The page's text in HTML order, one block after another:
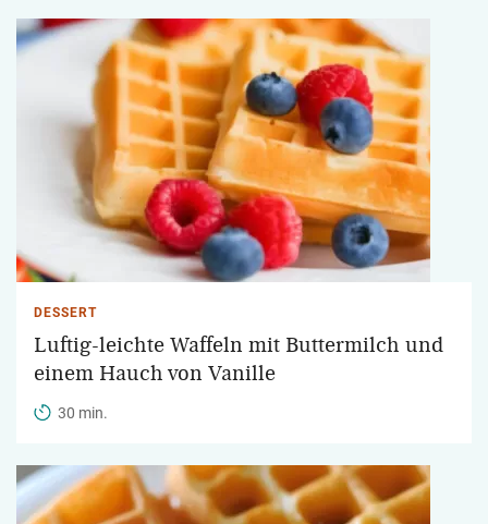
DESSERT
Luftig-leichte Waffeln mit Buttermilch und
einem Hauch von Vanille
30 min.